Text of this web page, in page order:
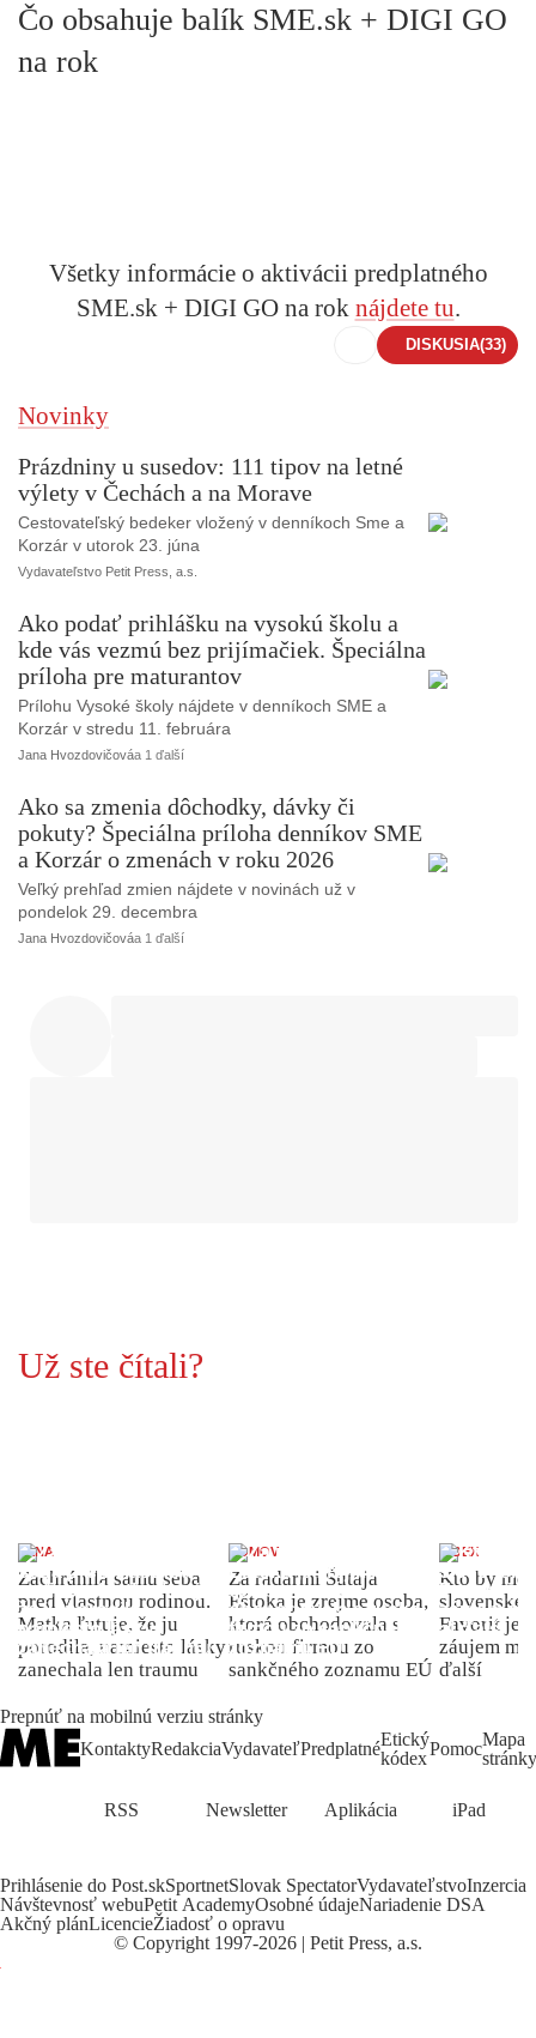
Čo obsahuje balík SME.sk + DIGI GO
na rok
Všetky informácie o aktivácii predplatného
SME.sk + DIGI GO na rok nájdete tu.
DISKUSIA(33)
Novinky
Prázdniny u susedov: 111 tipov na letné
výlety v Čechách a na Morave
Cestovateľský bedeker vložený v denníkoch Sme a
Korzár v utorok 23. júna
Vydavateľstvo Petit Press, a.s.
Ako podať prihlášku na vysokú školu a
kde vás vezmú bez prijímačiek. Špeciálna
príloha pre maturantov
Prílohu Vysoké školy nájdete v denníkoch SME a
Korzár v stredu 11. februára
Jana Hvozdovičováa 1 ďalší
Ako sa zmenia dôchodky, dávky či
pokuty? Špeciálna príloha denníkov SME
a Korzár o zmenách v roku 2026
Veľký prehľad zmien nájdete v novinách už v
pondelok 29. decembra
Jana Hvozdovičováa 1 ďalší
Už ste čítali?
ŽENA
Zachránila samu seba
pred vlastnou rodinou.
Matka ľutuje, že ju
porodila, namiesto lásky
zanechala len traumu
DOMOV
Za radarmi Šutaja
Eštoka je zrejme osoba,
ktorá obchodovala s
ruskou firmou zo
sankčného zoznamu EÚ
INDEX
Kto by
slovenské
Favorit je
záujem
ďalší
Prepnúť na mobilnú verziu stránky
KontaktyRedakciaVydavateľPredplatnéEtický
kódexPomocMapa
stránky
RSS Newsletter Aplikácia iPad
Prihlásenie do Post.skSportnetSlovak SpectatorVydavateľstvoInzercia
Návštevnosť webuPetit AcademyOsobné údajeNariadenie DSA
Akčný plánLicencieŽiadosť o opravu
© Copyright 1997-2026 | Petit Press, a.s.